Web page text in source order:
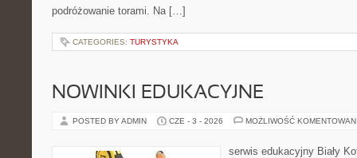
podróżowanie torami. Na […]
CATEGORIES: TURYSTYKA
NOWINKI EDUKACYJNE
POSTED BY ADMIN CZE - 3 - 2026 MOŻLIWOŚĆ
serwis edukacyjny Biały